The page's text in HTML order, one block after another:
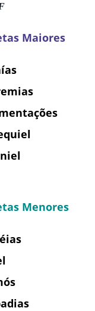
Maiores
Menores